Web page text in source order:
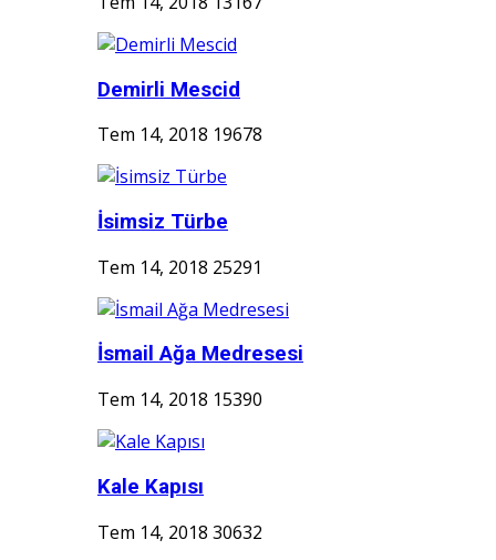
Demirli Mescid
Tem 14, 2018 19678
İsimsiz Türbe
Tem 14, 2018 25291
İsmail Ağa Medresesi
Tem 14, 2018 15390
Kale Kapısı
Tem 14, 2018 30632